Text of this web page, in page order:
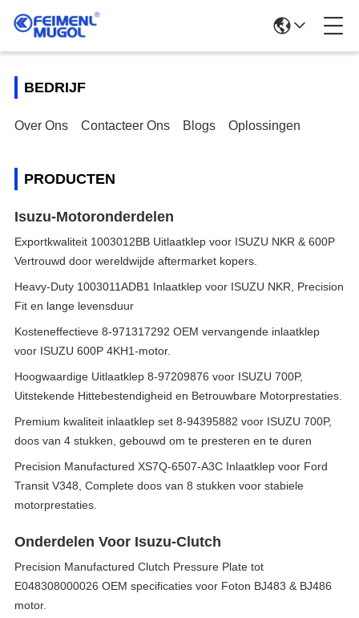
BEDRIJF
Over Ons Contacteer Ons Blogs Oplossingen
PRODUCTEN
Isuzu-Motoronderdelen
Exportkwaliteit 1003012BB Uitlaatklep voor ISUZU NKR & 600P
Vertrouwd door wereldwijde aftermarket kopers.
Heavy-Duty 1003011ADB1 Inlaatklep voor ISUZU NKR, Precision
Fit en lange levensduur
Kosteneffectieve 8-971317292 OEM vervangende inlaatklep
voor ISUZU 600P 4KH1-motor.
Hoogwaardige Uitlaatklep 8-97209876 voor ISUZU 700P,
Uitstekende Hittebestendigheid en Betrouwbare Motorprestaties.
Premium kwaliteit inlaatklep set 8-94395882 voor ISUZU 700P,
doos van 4 stukken, gebouwd om te presteren en te duren
Precision Manufactured XS7Q-6507-A3C Inlaatklep voor Ford
Transit V348, Complete doos van 8 stukken voor stabiele
motorprestaties.
Onderdelen Voor Isuzu-Clutch
Precision Manufactured Clutch Pressure Plate tot
E048308000026 OEM specificaties voor Foton BJ483 & BJ486
motor.